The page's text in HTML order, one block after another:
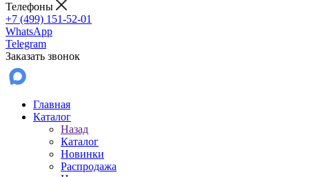
Телефоны
+7 (499) 151-52-01
WhatsApp
Telegram
Заказать звонок
Главная
Каталог
Назад
Каталог
Новинки
Распродажа